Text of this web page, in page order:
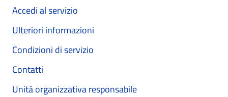
Accedi al servizio
Ulteriori informazioni
Condizioni di servizio
Contatti
Unità organizzativa responsabile